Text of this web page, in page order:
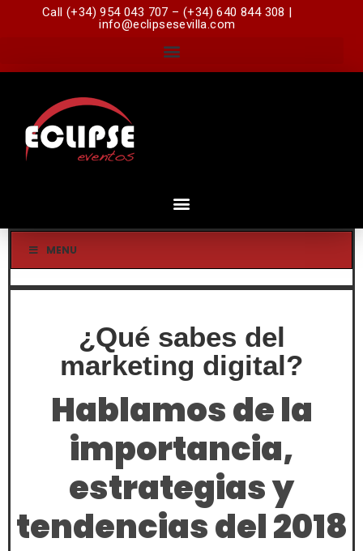
Call (+34) 954 043 707 – (+34) 640 844 308 |
info@eclipsesevilla.com
MENU
¿Qué sabes del
marketing digital?
Hablamos de la
importancia,
estrategias y
tendencias del 2018